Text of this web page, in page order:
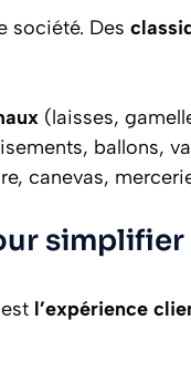
société. Des
(laisses,
ballons,
canevas,
simplifier
l’expérience